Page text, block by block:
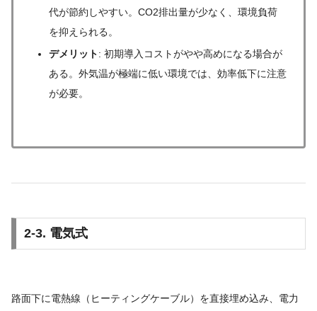
代が節約しやすい。CO2排出量が少なく、環境負荷
を抑えられる。
デメリット: 初期導入コストがやや高めになる場合が
ある。外気温が極端に低い環境では、効率低下に注意
が必要。
2-3. 電気式
路面下に電熱線（ヒーティングケーブル）を直接埋め込み、電力